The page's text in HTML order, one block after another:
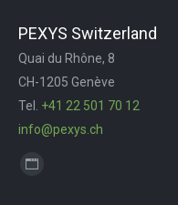
opens
in
new
window
opens
in
new
window
page
opens
in
new
window
PEXYS Switzerland
Quai du Rhône, 8
CH-1205 Genève
Tel. +41 22 501 70 12
info@pexys.ch
Trouvez nous sur :
Site